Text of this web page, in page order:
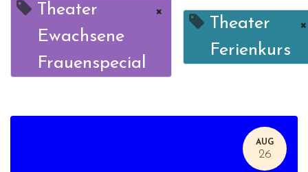
Theater
Ewachsene
Frauenspecial
×
Theater
Ferienkurs
×
AUG
26